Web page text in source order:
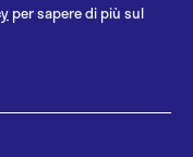
per sapere di più sul